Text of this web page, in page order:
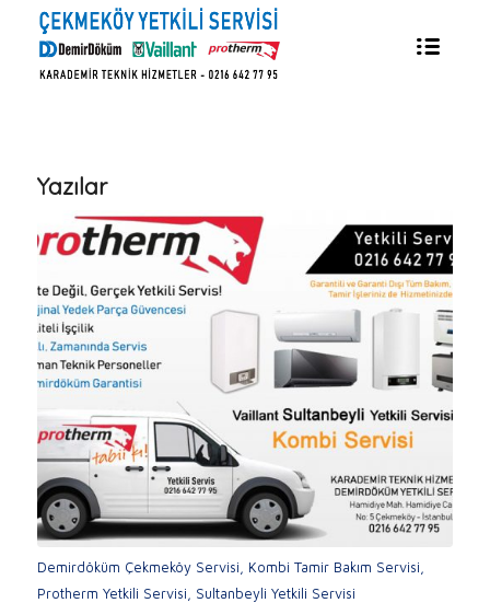
Yazılar
Demirdöküm Çekmeköy Servisi Kombi Tamir Bakım Servisi
Protherm Yetkili Servisi
Sultanbeyli Yetkili Servisi